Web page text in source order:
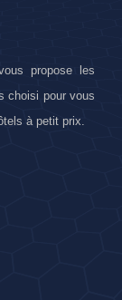
propose les
choisi pour vous
à petit prix.